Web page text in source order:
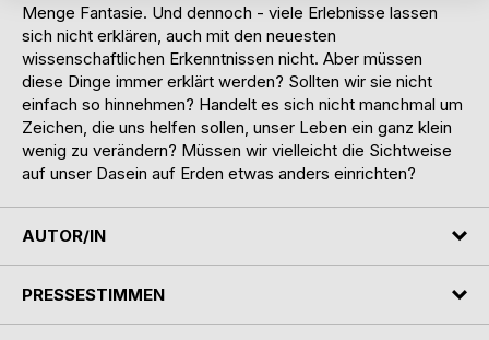
Menge Fantasie. Und dennoch - viele Erlebnisse lassen
sich nicht erklären, auch mit den neuesten
wissenschaftlichen Erkenntnissen nicht. Aber müssen
diese Dinge immer erklärt werden? Sollten wir sie nicht
einfach so hinnehmen? Handelt es sich nicht manchmal um
Zeichen, die uns helfen sollen, unser Leben ein ganz klein
wenig zu verändern? Müssen wir vielleicht die Sichtweise
auf unser Dasein auf Erden etwas anders einrichten?
AUTOR/IN
PRESSESTIMMEN